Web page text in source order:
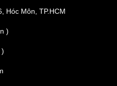
Hóc Môn, TP.HCM
)
)